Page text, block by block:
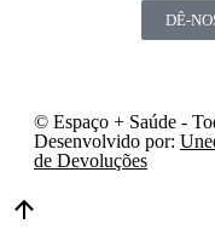
DÊ-
© Espaço + Saúde -
Desenvolvido por:
de Devoluções